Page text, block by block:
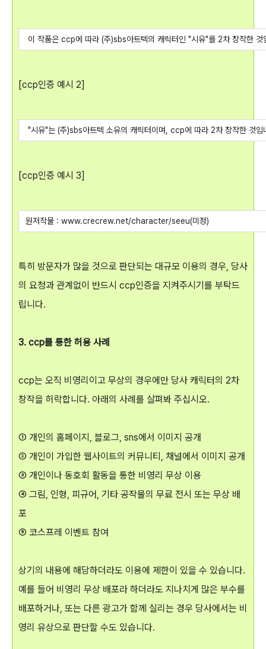
이 작품은 ccp에 따라 (주)sbs아트텍의 캐릭터인 "시유"를 2차 창작한 것
[ccp인증 예시 2]
"시유"는 (주)sbs아트텍 소유의 캐릭터이며, ccp에 따라 2차 창작한 것입
[ccp인증 예시 3]
원저작물 : www.crecrew.net/character/seeu(미정)
특히 방문자가 많을 것으로 판단되는 대규모 이용의 경우, 당사
의 요청과 관계없이 반드시 ccp인증을 지켜주시기를 부탁드
립니다.
3. ccp를 통한 허용 사례
ccp는 오직 비영리이고 무상의 경우에만 당사 캐릭터의 2차
창작을 허락합니다. 아래의 사례를 살펴봐 주십시오.
① 개인의 홈페이지, 블로그, sns에서 이미지 공개
② 개인이 가입한 웹사이트의 커뮤니티, 채널에서 이미지 공개
③ 개인이나 동호회 활동을 통한 비영리 무상 이용
④ 그림, 인형, 피규어, 기타 공작물의 무료 전시 또는 무상 배
포
⑤ 코스프레 이벤트 참여
상기의 내용에 해당하더라도 이용에 제한이 있을 수 있습니다.
예를 들어 비영리 무상 배포라 하더라도 지나치게 많은 부수를
배포하거나, 또는 다른 광고가 함께 실리는 경우 당사에서는 비
영리 유상으로 판단할 수도 있습니다.